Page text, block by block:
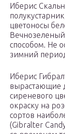
Иберис
цветоносы
способом. Не
зимний
Иберис
вырастающие
сиреневого
окраску на
сортов
(Gibralter